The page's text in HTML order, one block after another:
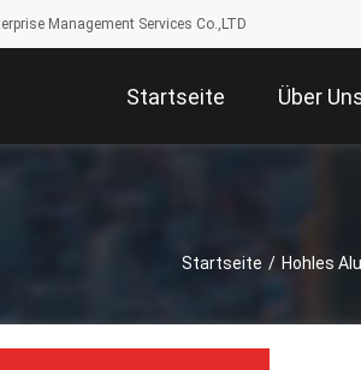
Management Services Co.,LTD
Startseite Über
Startseite / Hohles